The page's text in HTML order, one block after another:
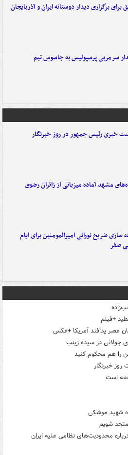
برای برگزاری دیدار دوستانه ایران و آذربایجان
سرمربی پرسپولیس به جاسوس تیم
خبری رئیس جمهور در روز خبرنگار
مشهد آماده میزبانی از زائران رضوی
سازی ضریح نورانی امیرالمومنین برای ایام
صفر
+فیلم
جولانی در سیده زینب
را هم محکوم کنید
روز خبرنگار
است
شهید موشکی
متحد شویم
محدودیت‌های نظامی علیه ایران